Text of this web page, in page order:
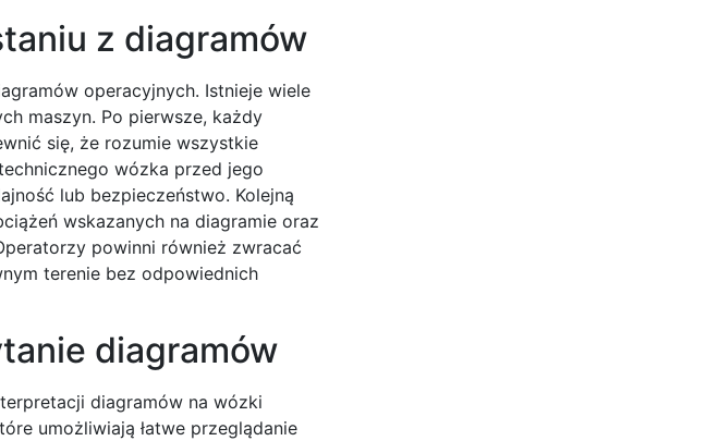
z diagramów
operacyjnych. Istnieje wiele
maszyn. Po pierwsze, każdy
się, że rozumie wszystkie
wózka przed jego
lub bezpieczeństwo. Kolejną
wskazanych na diagramie oraz
powinni również zwracać
terenie bez odpowiednich
diagramów
diagramów na wózki
umożliwiają łatwe przeglądanie